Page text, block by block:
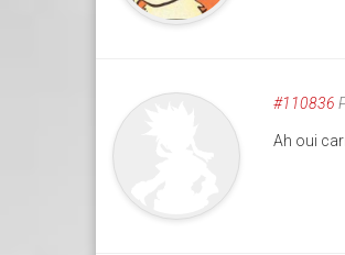
#110836
Ah oui